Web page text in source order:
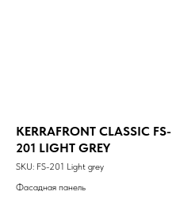
KERRAFRONT CLASSIC FS-
201 LIGHT GREY
SKU: FS-201 Light grey
Фасадная панель